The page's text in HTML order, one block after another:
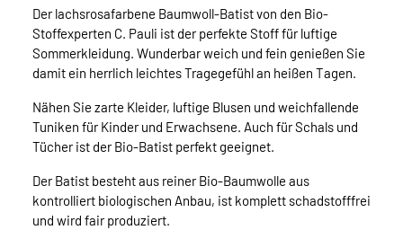
Der lachsrosafarbene Baumwoll-Batist von den Bio-
Stoffexperten C. Pauli ist der perfekte Stoff für luftige
Sommerkleidung. Wunderbar weich und fein genießen Sie
damit ein herrlich leichtes Tragegefühl an heißen Tagen.
Nähen Sie zarte Kleider, luftige Blusen und weichfallende
Tuniken für Kinder und Erwachsene. Auch für Schals und
Tücher ist der Bio-Batist perfekt geeignet.
Der Batist besteht aus reiner Bio-Baumwolle aus
kontrolliert biologischen Anbau, ist komplett schadstofffrei
und wird fair produziert.